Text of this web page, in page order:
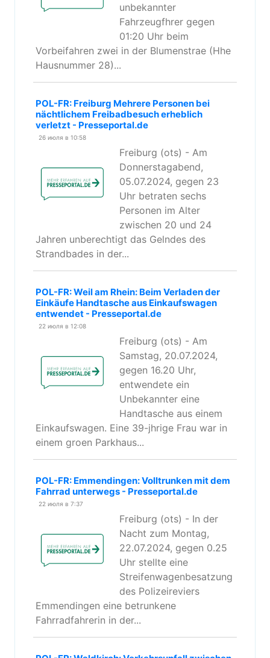
unbekannter
Fahrzeugfhrer gegen
01:20 Uhr beim
Vorbeifahren zwei in der Blumenstrae (Hhe
Hausnummer 28)...
POL-FR: Freiburg Mehrere Personen bei
nächtlichem Freibadbesuch erheblich
verletzt - Presseportal.de
26 июля в 10:58
Freiburg (ots) - Am
Donnerstagabend,
05.07.2024, gegen 23
Uhr betraten sechs
Personen im Alter
zwischen 20 und 24
Jahren unberechtigt das Gelndes des
Strandbades in der...
POL-FR: Weil am Rhein: Beim Verladen der
Einkäufe Handtasche aus Einkaufswagen
entwendet - Presseportal.de
22 июля в 12:08
Freiburg (ots) - Am
Samstag, 20.07.2024,
gegen 16.20 Uhr,
entwendete ein
Unbekannter eine
Handtasche aus einem
Einkaufswagen. Eine 39-jhrige Frau war in
einem groen Parkhaus...
POL-FR: Emmendingen: Volltrunken mit dem
Fahrrad unterwegs - Presseportal.de
22 июля в 7:37
Freiburg (ots) - In der
Nacht zum Montag,
22.07.2024, gegen 0.25
Uhr stellte eine
Streifenwagenbesatzung
des Polizeireviers
Emmendingen eine betrunkene
Fahrradfahrerin in der...